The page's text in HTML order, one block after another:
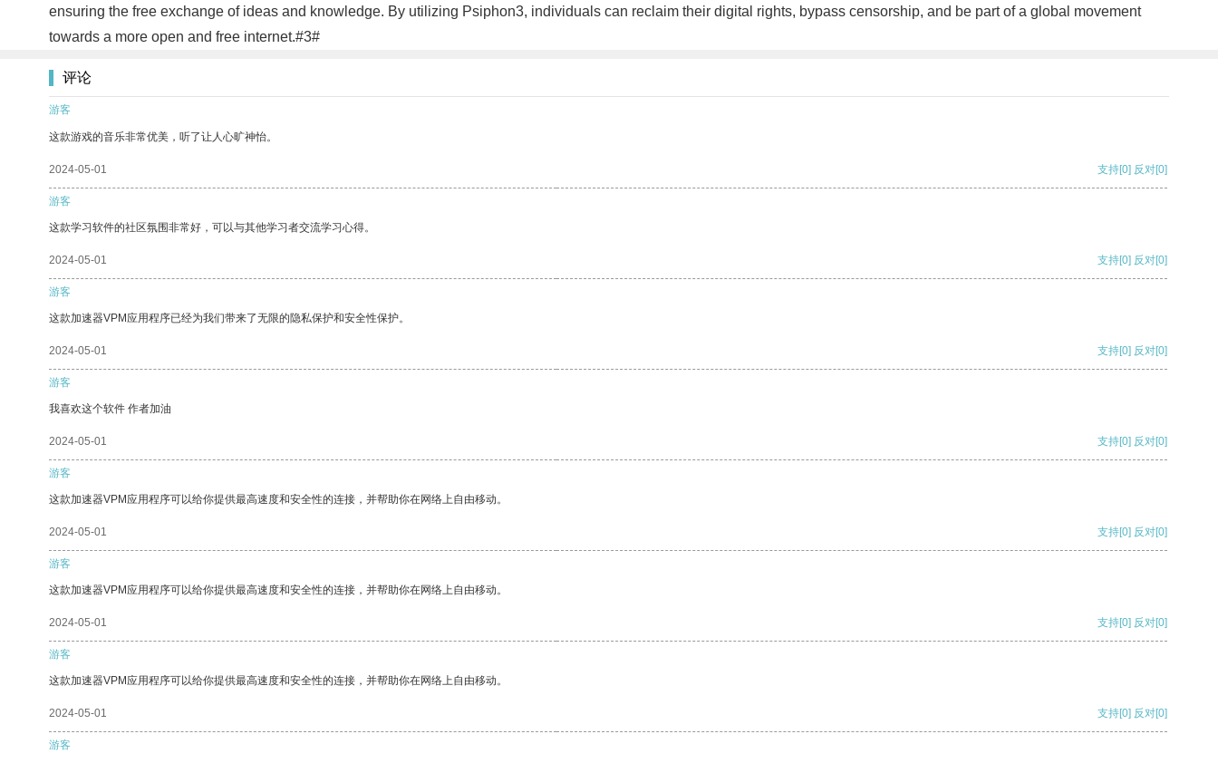
ensuring the free exchange of ideas and knowledge. By utilizing Psiphon3, individuals can reclaim their digital rights, bypass censorship, and be part of a global movement
towards a more open and free internet.#3#
评论
游客
这款游戏的音乐非常优美，听了让人心旷神怡。
2024-05-01 支持[0] 反对[0]
游客
这款学习软件的社区氛围非常好，可以与其他学习者交流学习心得。
2024-05-01 支持[0] 反对[0]
游客
这款加速器VPM应用程序已经为我们带来了无限的隐私保护和安全性保护。
2024-05-01 支持[0] 反对[0]
游客
我喜欢这个软件 作者加油
2024-05-01 支持[0] 反对[0]
游客
这款加速器VPM应用程序可以给你提供最高速度和安全性的连接，并帮助你在网络上自由移动。
2024-05-01 支持[0] 反对[0]
游客
这款加速器VPM应用程序可以给你提供最高速度和安全性的连接，并帮助你在网络上自由移动。
2024-05-01 支持[0] 反对[0]
游客
这款加速器VPM应用程序可以给你提供最高速度和安全性的连接，并帮助你在网络上自由移动。
2024-05-01 支持[0] 反对[0]
游客